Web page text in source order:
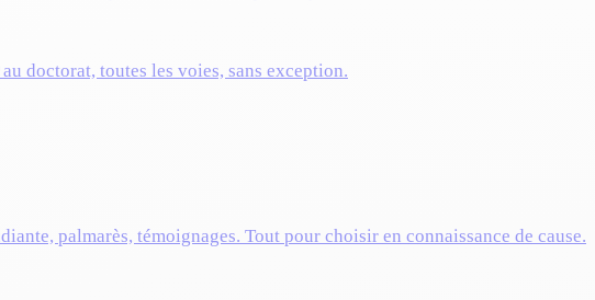
doctorat, toutes les voies, sans exception.
palmarès, témoignages. Tout pour choisir en connaissance de cause.